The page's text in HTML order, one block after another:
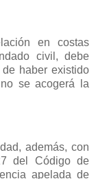
en costas
civil, debe
haber existido
se acogerá la
además, con
del Código de
apelada de